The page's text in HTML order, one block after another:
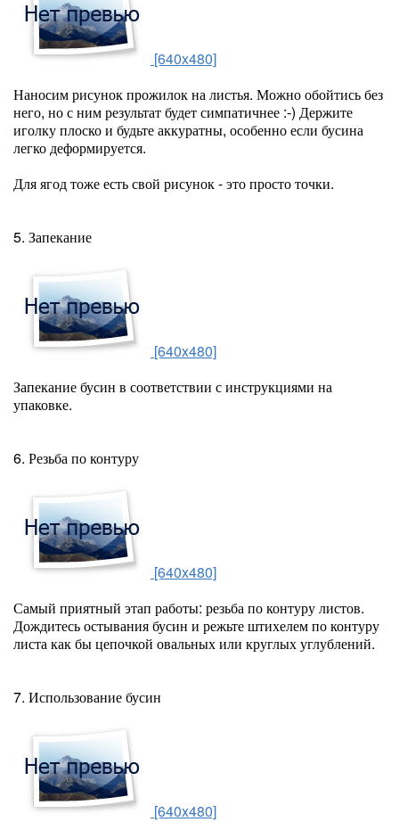
[640x480]
Наносим рисунок прожилок на листья. Можно обойтись без
него, но с ним результат будет симпатичнее :-) Держите
иголку плоско и будьте аккуратны, особенно если бусина
легко деформируется.
Для ягод тоже есть свой рисунок - это просто точки.
5. Запекание
[640x480]
Запекание бусин в соответствии с инструкциями на
упаковке.
6. Резьба по контуру
[640x480]
Самый приятный этап работы: резьба по контуру листов.
Дождитесь остывания бусин и режьте штихелем по контуру
листа как бы цепочкой овальных или круглых углублений.
7. Использование бусин
[640x480]